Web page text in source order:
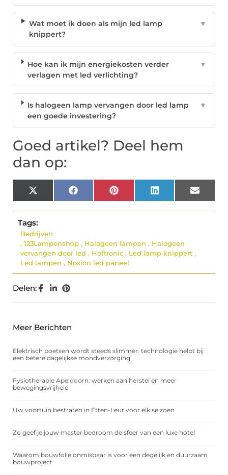
Wat moet ik doen als mijn led lamp
knippert?
▼
Hoe kan ik mijn energiekosten verder
verlagen met led verlichting?
▼
Is halogeen lamp vervangen door led lamp
een goede investering?
▼
Goed artikel? Deel hem
dan op:
X
(Twitter)
Facebook Pinterest LinkedIn Email
Tags:
Bedrijven
, 123Lampenshop , Halogeen lampen , Halogeen
vervangen door led , Hoftronic , Led lamp knippert ,
Led lampen , Noxion led paneel
Delen:
Meer Berichten
Elektrisch poetsen wordt steeds slimmer: technologie helpt bij
een betere dagelijkse mondverzorging
Fysiotherapie Apeldoorn: werken aan herstel en meer
bewegingsvrijheid
Uw voortuin bestraten in Etten-Leur voor elk seizoen
Zo geef je jouw master bedroom de sfeer van een luxe hotel
Waarom bouwfolie onmisbaar is voor een degelijk en duurzaam
bouwproject